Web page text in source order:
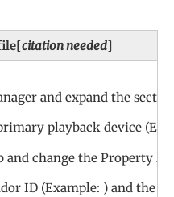
citation needed]
and expand the
playback device
and change the Property
ID (Example: ) and the